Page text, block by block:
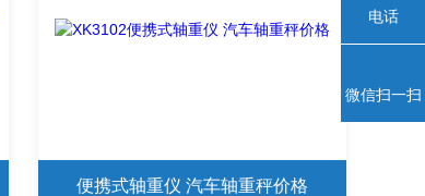
便携式轴重仪 汽车轴重秤价格
电话
微信扫一扫